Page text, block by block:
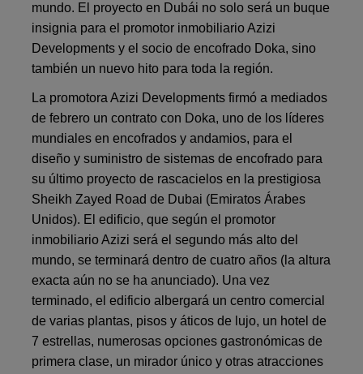
mundo. El proyecto en Dubái no solo será un buque
insignia para el promotor inmobiliario Azizi
Developments y el socio de encofrado Doka, sino
también un nuevo hito para toda la región.
La promotora Azizi Developments firmó a mediados
de febrero un contrato con Doka, uno de los líderes
mundiales en encofrados y andamios, para el
diseño y suministro de sistemas de encofrado para
su último proyecto de rascacielos en la prestigiosa
Sheikh Zayed Road de Dubai (Emiratos Árabes
Unidos). El edificio, que según el promotor
inmobiliario Azizi será el segundo más alto del
mundo, se terminará dentro de cuatro años (la altura
exacta aún no se ha anunciado). Una vez
terminado, el edificio albergará un centro comercial
de varias plantas, pisos y áticos de lujo, un hotel de
7 estrellas, numerosas opciones gastronómicas de
primera clase, un mirador único y otras atracciones